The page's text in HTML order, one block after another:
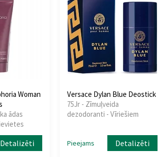
Woman
ādas
Detalizēti
Versace Dylan Blue Deostick
75Jr - Zīmuļveida
dezodoranti - Vīriešiem
Pieejams Detalizēti